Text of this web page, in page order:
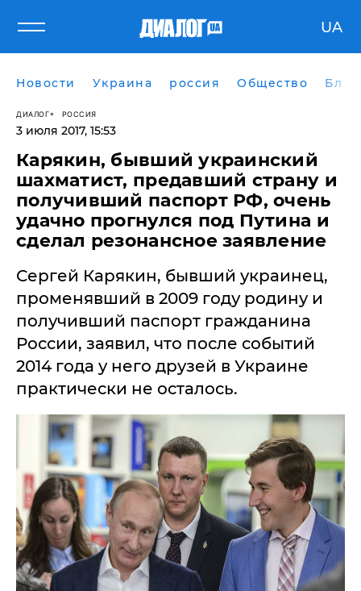
UA
Новости Украина россия Общество
ДИАЛОГ РОССИЯ
3 июля 2017, 15:53
​Карякин, бывший украинский
шахматист, предавший страну и
получивший паспорт РФ, очень
удачно прогнулся под Путина и
сделал резонансное заявление
Сергей Карякин, бывший украинец,
променявший в 2009 году родину и
получивший паспорт гражданина
России, заявил, что после событий
2014 года у него друзей в Украине
практически не осталось.